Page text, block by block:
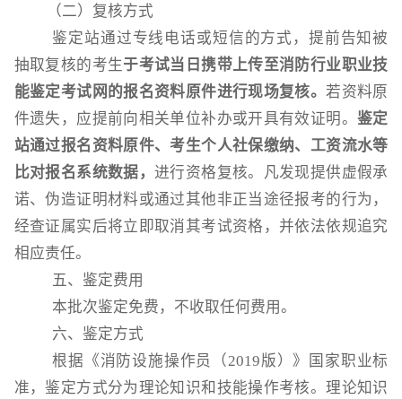
（二）复核方式
鉴定站通过专线电话或短信的方式，提前告知被
抽取复核的考生于考试当日携带上传至消防行业职业技
能鉴定考试网的报名资料原件进行现场复核。若资料原
件遗失，应提前向相关单位补办或开具有效证明。 鉴定
站通过报名资料原件、考生个人社保缴纳、工资流水等
比对报名系统数据，进行资格复核。凡发现提供虚假承
诺、伪造证明材料或通过其他非正当途径报考的行为，
经查证属实后将立即取消其考试资格，并依法依规追究
相应责任。
五、鉴定费用
本批次鉴定免费，不收取任何费用。
六、鉴定方式
根据《消防设施操作员（ 2019版）》国家职业标
准，鉴定方式分为理论知识和技能操作考核。理论知识